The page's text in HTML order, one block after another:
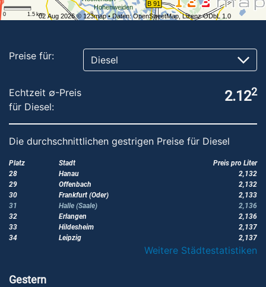
Hohenweiden B 91
0 1.5 km
02 Aug 2026 © 123map• Daten:OpenStreetMap ,Lizenz ODbL 1.0
Preise für: Diesel
Echtzeit ∅-Preis
für Diesel:
2.122
Die durchschnittlichen gestrigen Preise für Diesel
Platz Stadt
Preis pro Liter
28
Hanau
2,132
29
Offenbach
2,132
30
Frankfurt (Oder)
2,133
31
Halle (Saale)
2,136
32
Erlangen
2,136
33
Hildesheim
2,137
34
Leipzig 2,137
Weitere Städtestatistiken
Gestern